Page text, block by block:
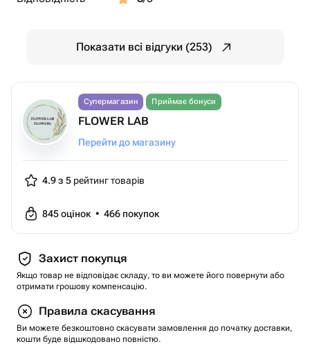
Показати всі відгуки (253)
Супермагазин Приймає бонуси
FLOWER LAB
Перейти до магазину
4.9 з 5 рейтинг товарів
845оцінок • 466 покупок
Захист покупця
Якщо товар не відповідає складу, то ви можете його повернути або
отримати грошову компенсацію.
Правила скасування
Ви можете безкоштовно скасувати замовлення до початку доставки,
кошти буде відшкодовано повністю.